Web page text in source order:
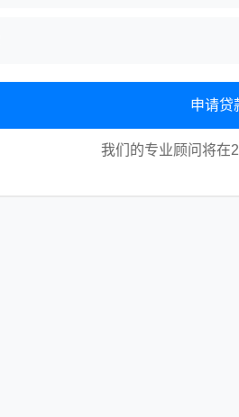
申请贷
我们的专业顾问将在